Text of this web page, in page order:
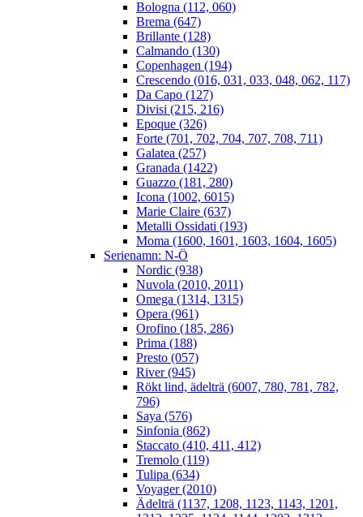
Bologna (112, 060)
Brema (647)
Brillante (128)
Calmando (130)
Copenhagen (194)
Crescendo (016, 031, 033, 048, 062, 117)
Da Capo (127)
Divisi (215, 216)
Epoque (326)
Forte (701, 702, 704, 707, 708, 711)
Galatea (257)
Granada (1422)
Guazzo (181, 280)
Icona (1002, 6015)
Marie Claire (637)
Metalli Ossidati (193)
Moma (1600, 1601, 1603, 1604, 1605)
Serienamn: N-Ö
Nordic (938)
Nuvola (2010, 2011)
Omega (1314, 1315)
Opera (961)
Orofino (185, 286)
Prima (188)
Presto (057)
River (945)
Rökt lind, ädelträ (6007, 780, 781, 782,
796)
Saya (576)
Sinfonia (862)
Staccato (410, 411, 412)
Tremolo (119)
Tulipa (634)
Voyager (2010)
Ädelträ (1137, 1208, 1123, 1143, 1201,